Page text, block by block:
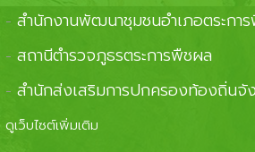
- สำนักงานพัฒนาชุมชนอำเภอตระกา
- สถานีตำรวจภูธรตระการพืชผล
- สำนักส่งเสริมการปกครองท้องถิ่นจั
ดูเว็บไซต์เพิ่มเติม